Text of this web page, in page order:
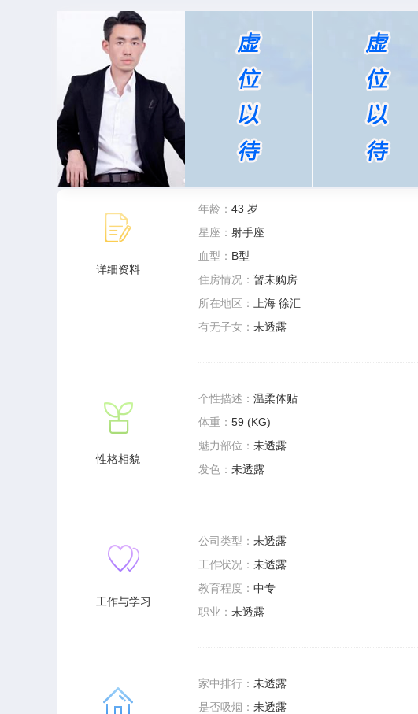
详细资料
年龄： 43 岁
星座： 射手座
血型： B型
住房情况： 暂未购房
所在地区：
上海 徐汇
有无子女： 未透露
性格相貌
个性描述： 温柔体贴
体重： 59 (KG)
魅力部位： 未透露
发色： 未透露
工作与学习
公司类型： 未透露
工作状况： 未透露
教育程度： 中专
职业： 未透露
家中排行： 未透露
是否吸烟： 未透露